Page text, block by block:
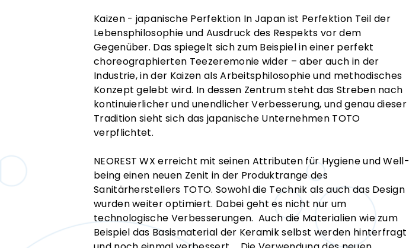
Kaizen - japanische Perfektion In Japan ist Perfektion Teil der
Lebensphilosophie und Ausdruck des Respekts vor dem
Gegenüber. Das spiegelt sich zum Beispiel in einer perfekt
choreographierten Teezeremonie wider – aber auch in der
Industrie, in der Kaizen als Arbeitsphilosophie und methodisches
Konzept gelebt wird. In dessen Zentrum steht das Streben nach
kontinuierlicher und unendlicher Verbesserung, und genau dieser
Tradition sieht sich das japanische Unternehmen TOTO
verpflichtet.
NEOREST WX erreicht mit seinen Attributen für Hygiene und Well-
being einen neuen Zenit in der Produktrange des
Sanitärherstellers TOTO. Sowohl die Technik als auch das Design
wurden weiter optimiert. Dabei geht es nicht nur um
technologische Verbesserungen. Auch die Materialien wie zum
Beispiel das Basismaterial der Keramik selbst werden hinterfragt